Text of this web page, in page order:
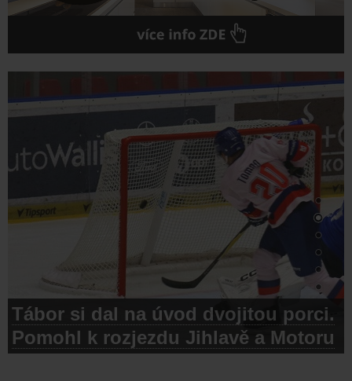
Tábor si dal na úvod dvojitou porci.
Pomohl k rozjezdu Jihlavě a Motoru